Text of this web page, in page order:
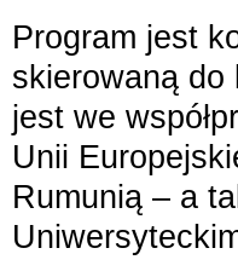
Program jest
skierowaną do
jest we
Unii
Rumunią – a